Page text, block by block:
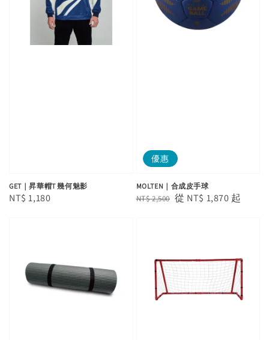
GET｜昇華帽T 幾何魅影
Regular
NT$ 1,180
優惠
MOLTEN｜合成皮手球
Regular
NT$ 2,500 Sale
從 NT$ 1,870 起